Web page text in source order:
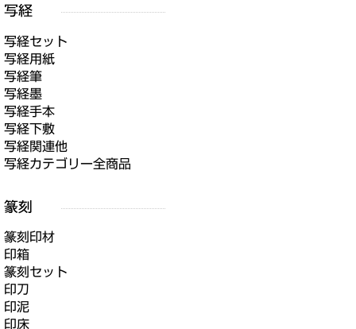
写経セット
写経用紙
写経筆
写経墨
写経手本
写経下敷
写経関連他
写経カテゴリー全商品
篆刻印材
印箱
篆刻セット
印刀
印泥
印床